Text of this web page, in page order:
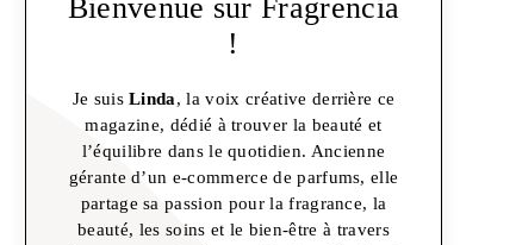
Bienvenue sur Fragrencia
!
Je suisLinda, la voix créative derrière ce
magazine, dédié à trouver la beauté et
l’équilibre dans le quotidien. Ancienne
gérante d’un e-commerce de parfums, elle
partage sa passion pour la fragrance, la
beauté, les soins et le bien-être à travers